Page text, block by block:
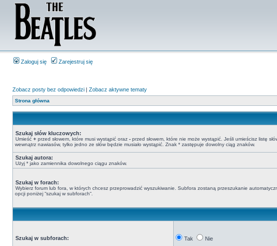
Zaloguj się Zarejestruj się
Zobacz posty bez odpowiedzi | Zobacz aktywne tematy
Strona główna
Szukaj słów kluczowych:
Umieść + przed słowem, które musi wystąpić oraz - przed słowem, które nie może wystąpić. Jeśli umieścisz listę
wewnątrz nawiasów, tylko jedno ze słów będzie musiało wystąpić. Znak * zastępuje dowolny ciąg znaków.
Szukaj autora:
Użyj * jako zamiennika dowolnego ciągu znaków.
Szukaj w forach:
Wybierz forum lub fora, w których chcesz przeprowadzić wyszukiwanie. Subfora zostaną przeszukanie
opcji poniżej “szukaj w subforach“.
Szukaj w subforach: Tak Nie